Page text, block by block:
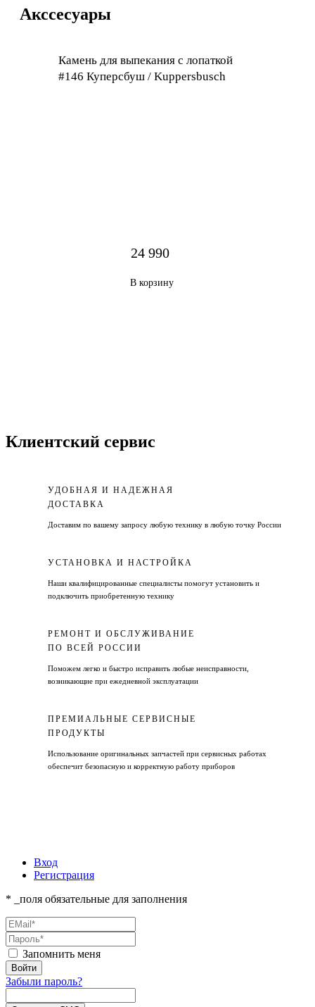
Акссесуары
Камень для выпекания с лопаткой
#146 Куперсбуш / Kuppersbusch
24 990
В корзину
Клиентский сервис
УДОБНАЯ И НАДЕЖНАЯ
ДОСТАВКА
Доставим по вашему запросу любую технику в любую точку России
УСТАНОВКА И НАСТРОЙКА
Наши квалифицированные специалисты помогут установить и
подключить приобретенную технику
РЕМОНТ И ОБСЛУЖИВАНИЕ
ПО ВСЕЙ РОССИИ
Поможем легко и быстро исправить любые неисправности,
возникающие при ежедневной эксплуатации
ПРЕМИАЛЬНЫЕ СЕРВИСНЫЕ
ПРОДУКТЫ
Использование оригинальных запчастей при сервисных работах
обеспечит безопасную и корректную работу приборов
Вход
Регистрация
* _поля обязательные для заполнения
Запомнить меня
Забыли пароль?